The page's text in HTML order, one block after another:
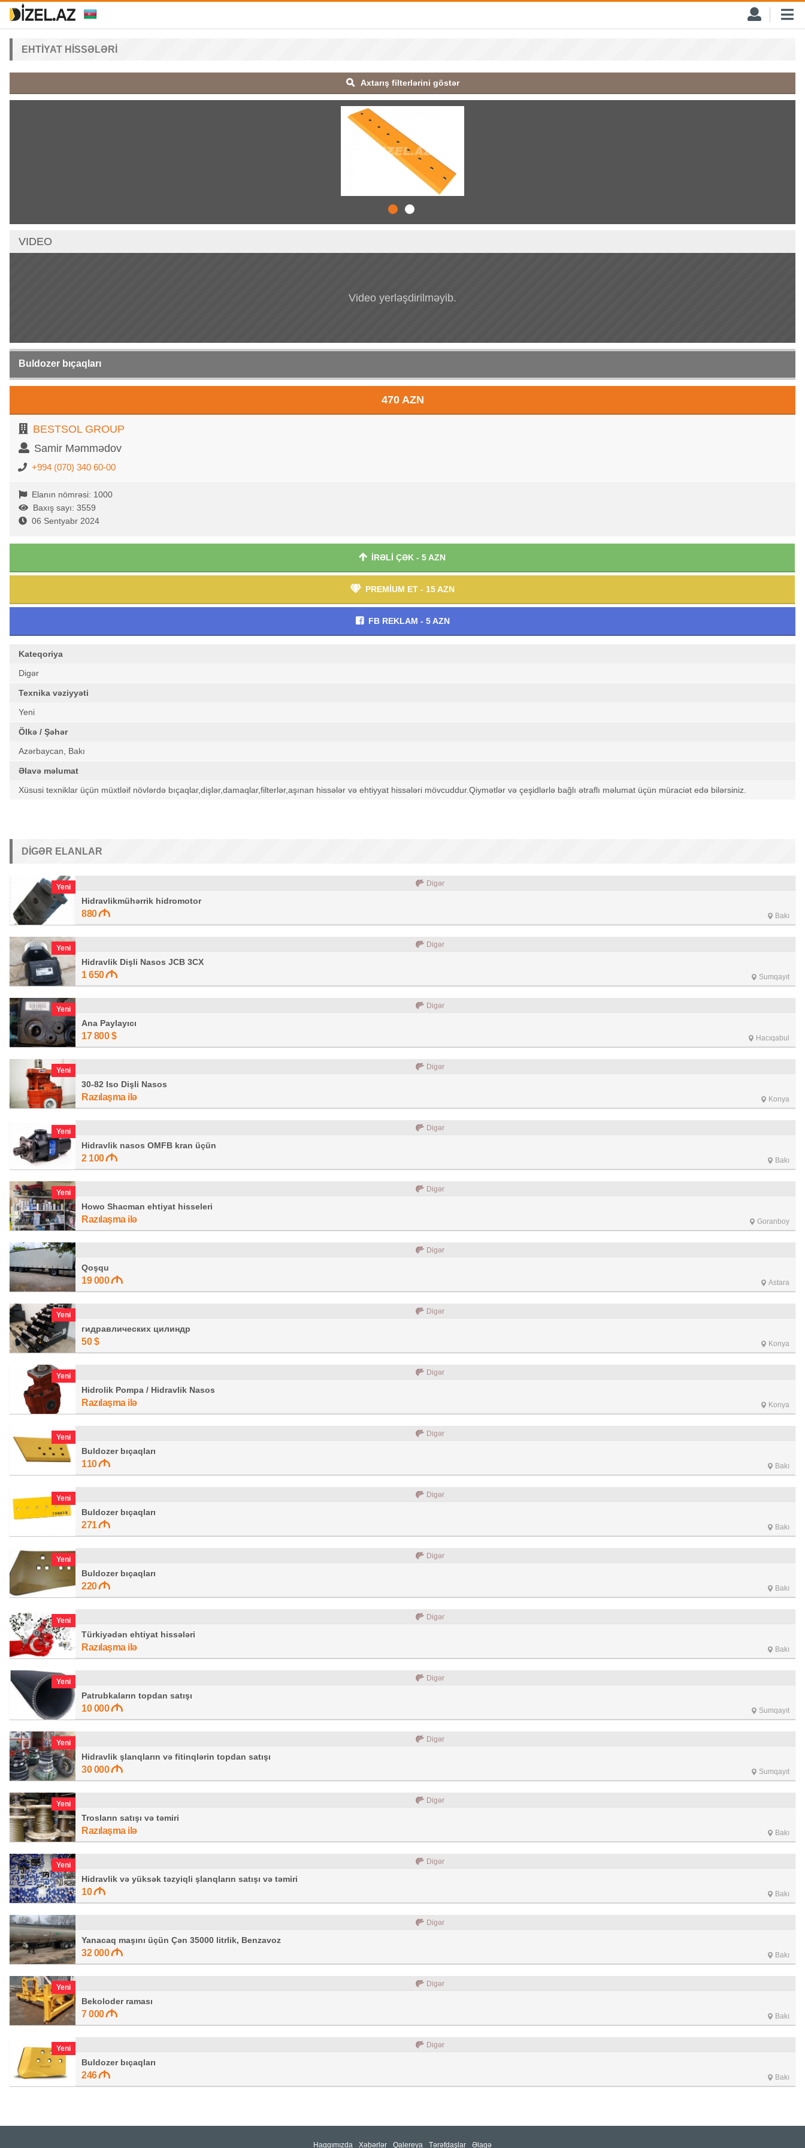
EHTIYAT HISSƏLƏRI
Axtarış filterlərini göstər
VIDEO
Video yerləşdirilməyib.
Buldozer bıçaqları
470 AZN
BESTSOL GROUP
Samir Məmmədov
+994 (070) 340 60-00
Elanın nömrəsi: 1000
Baxış sayı: 3559
06 Sentyabr 2024
İRƏLİ ÇƏK - 5 AZN
PREMİUM ET - 15 AZN
FB REKLAM - 5 AZN
Kateqoriya
Digər
Texnika vəziyyəti
Yeni
Ölkə / Şəhər
Azərbaycan, Bakı
Əlavə məlumat
Xüsusi texniklar üçün müxtləif növlərdə bıçaqlar,dişlər,damaqlar,filterlər,aşınan hissələr və ehtiyyat hissələri mövcuddur.Qiymətlər və çeşidlərlə bağlı ətraflı məlumat üçün müraciət edə bilərsiniz.
DIGƏR ELANLAR
Yeni Digər
Hidravlikmühərrik hidromotor
880 Bakı
Yeni Digər
Hidravlik Dişli Nasos JCB 3CX
1 650 Sumqayıt
Yeni Digər
Ana Paylayıcı
17 800 $ Hacıqabul
Yeni Digər
30-82 Iso Dişli Nasos
Razılaşma ilə Konya
Yeni Digər
Hidravlik nasos OMFB kran üçün
2 100 Bakı
Yeni Digər
Howo Shacman ehtiyat hisseleri
Razılaşma ilə Goranboy
Digər
Qoşqu
19 000 Astara
Yeni Digər
гидравлических цилиндр
50 $ Konya
Yeni Digər
Hidrolik Pompa / Hidravlik Nasos
Razılaşma ilə Konya
Yeni Digər
Buldozer bıçaqları
110 Bakı
Yeni Digər
Buldozer bıçaqları
271 Bakı
Yeni Digər
Buldozer bıçaqları
220 Bakı
Yeni Digər
Türkiyədən ehtiyat hissələri
Razılaşma ilə Bakı
Yeni Digər
Patrubkaların topdan satışı
10 000 Sumqayıt
Yeni Digər
Hidravlik şlanqların və fitinqlərin topdan satışı
30 000 Sumqayıt
Yeni Digər
Trosların satışı və təmiri
Razılaşma ilə Bakı
Yeni Digər
Hidravlik və yüksək təzyiqli şlanqların satışı və təmiri
10 Bakı
Digər
Yanacaq maşını üçün Çən 35000 litrlik, Benzavoz
32 000 Bakı
Yeni Digər
Bekoloder raması
7 000 Bakı
Yeni Digər
Buldozer bıçaqları
246 Bakı
Haqqımızda Xəbərlər Qalereya Tərəfdaşlar Əlaqə